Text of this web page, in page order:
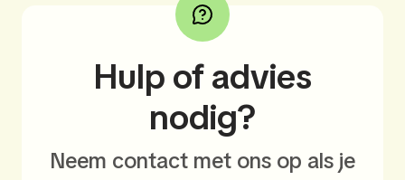
Hulp of advies
nodig?
Neem contact met ons op als je